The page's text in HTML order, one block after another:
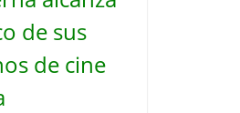
de sus
de cine